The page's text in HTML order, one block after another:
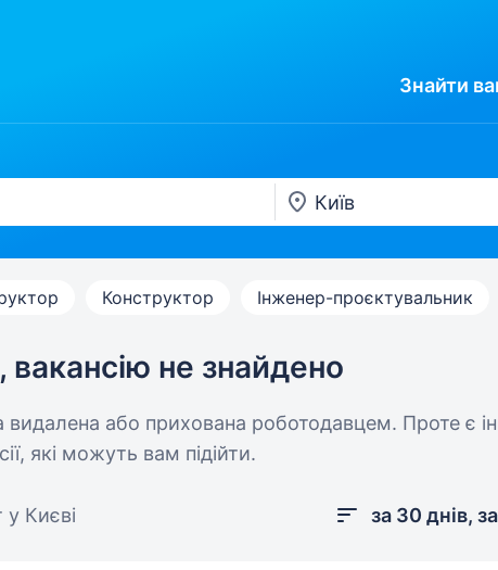
Знайти
Конструктор Інженер-проєктувальник
не знайдено
видалена або прихована роботодавцем. Проте є
які можуть вам підійти.
у Києві за 30 днів,